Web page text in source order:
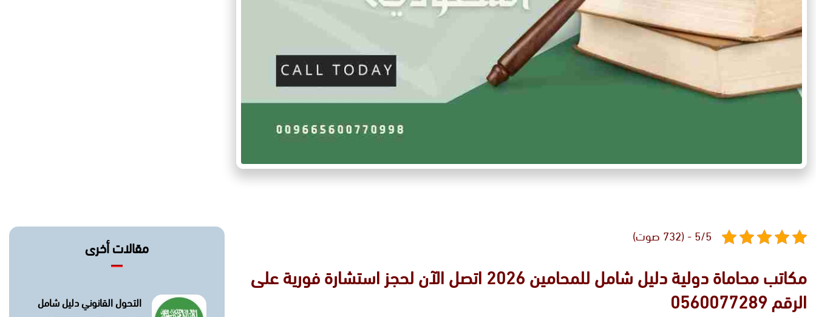
5/5 - (732 صوت)
مكاتب محاماة دولية دليل شامل للمحامين 2026 اتصل الآن لحجز استشارة فورية على
الرقم 0560077289
مقالات أخرى
التحول القانوني دليل شامل